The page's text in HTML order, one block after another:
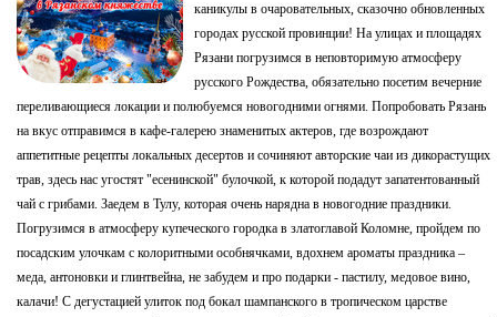
каникулы в очаровательных, сказочно обновленных
городах русской провинции! На улицах и площадях
Рязани погрузимся в неповторимую атмосферу
русского Рождества, обязательно посетим вечерние
переливающиеся локации и полюбуемся новогодними огнями. Попробовать Рязань
на вкус отправимся в кафе-галерею знаменитых актеров, где возрождают
аппетитные рецепты локальных десертов и сочиняют авторские чаи из дикорастущих
трав, здесь нас угостят "есенинской" булочкой, к которой подадут запатентованный
чай с грибами. Заедем в Тулу, которая очень нарядна в новогодние праздники.
Погрузимся в атмосферу купеческого городка в златоглавой Коломне, пройдем по
посадским улочкам с колоритными особнячками, вдохнем ароматы праздника –
меда, антоновки и глинтвейна, не забудем и про подарки - пастилу, медовое вино,
калачи! С дегустацией улиток под бокал шампанского в тропическом царстве